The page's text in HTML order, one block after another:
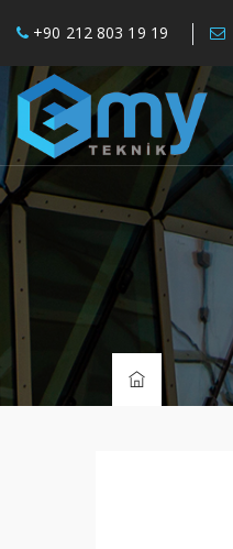
+90 212 803 19 19